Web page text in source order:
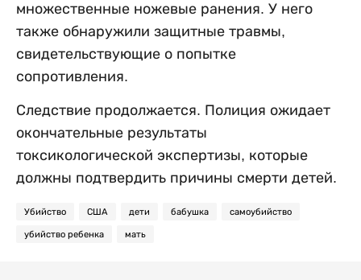
множественные ножевые ранения. У него
также обнаружили защитные травмы,
свидетельствующие о попытке
сопротивления.
Следствие продолжается. Полиция ожидает
окончательные результаты
токсикологической экспертизы, которые
должны подтвердить причины смерти детей.
Убийство США дети бабушка самоубийство
убийство ребенка мать